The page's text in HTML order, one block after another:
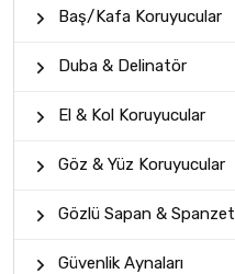
Baş/Kafa Koruyucular
Duba & Delinatör
El & Kol Koruyucular
Göz & Yüz Koruyucular
Gözlü Sapan & Spanzet
Güvenlik Aynaları